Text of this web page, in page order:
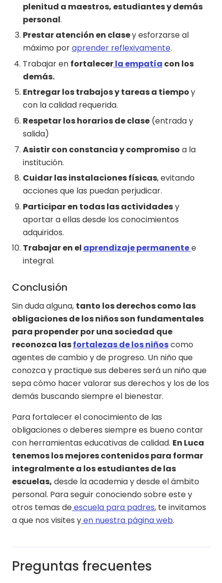
plenitud a maestros, estudiantes y demás
personal.
Prestar atención en clasey esforzarse al
máximo poraprender reflexivamente.
Trabajar en fortalecerla empatía con los
demás.
Entregar los trabajos y tareas a tiempoy
con la calidad requerida.
Respetar los horarios de clase(entrada y
salida)
Asistir con constancia y compromiso a la
institución.
Cuidar las instalaciones físicas, evitando
acciones que las puedan perjudicar.
Participar en todas las actividadesy
aportar a ellas desde los conocimientos
adquiridos.
Trabajar en el aprendizaje permanentee
integral.
Conclusión
Sin duda alguna, tanto los derechos como las
obligaciones de los niños son fundamentales
para propender por una sociedad que
reconozca lasfortalezas de los niñoscomo
agentes de cambio y de progreso. Un niño que
conozca y practique sus deberes será un niño que
sepa cómo hacer valorar sus derechos y los de los
demás buscando siempre el bienestar.
Para fortalecer el conocimiento de las
obligaciones o deberes siempre es bueno contar
con herramientas educativas de calidad. En Luca
tenemos los mejores contenidos para formar
integralmente a los estudiantes de las
escuelas, desde la academia y desde el ámbito
personal. Para seguir conociendo sobre este y
otros temas deescuela para padres, te invitamos
a que nos visites yen nuestra página web.
Preguntas frecuentes